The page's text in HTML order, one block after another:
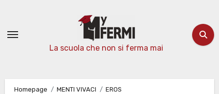
contenuto
La scuola che non si ferma mai
Homepage MENTI VIVACI EROS